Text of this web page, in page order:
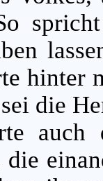
hinter
die
auch
die